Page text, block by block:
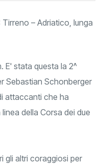
E' stata questa la 2^
Sebastian Schonberger
attaccanti che ha
della Corsa dei due
gli altri coraggiosi per